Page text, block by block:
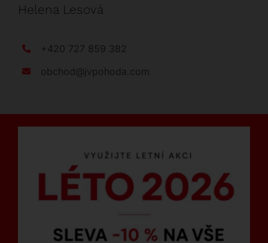
Helena Lesová
+420 727 859 382
obchod@jvpohoda.com